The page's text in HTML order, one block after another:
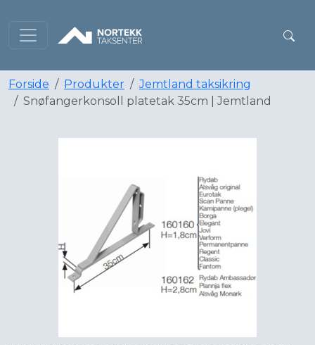
Forside Produkter
Jemtland taksikring
Snøfangerkonsoll platetak 35cm | Jemtland